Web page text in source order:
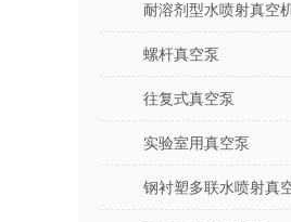
耐溶剂型水喷射真空
螺杆真空泵
往复式真空泵
实验室用真空泵
钢衬塑多联水喷射真